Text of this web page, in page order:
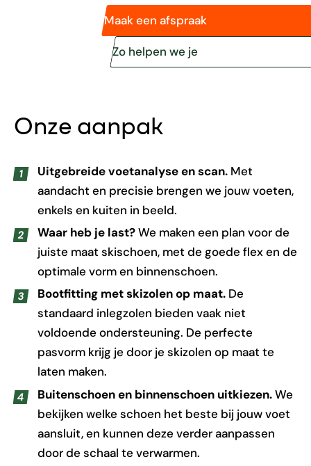
Maak een afspraak
Zo helpen we je
Onze aanpak
Uitgebreide voetanalyse en scan.Met
aandacht en precisie brengen we jouw voeten,
enkels en kuiten in beeld.
Waar heb je last?We maken een plan voor de
juiste maat skischoen, met de goede flex en de
optimale vorm en binnenschoen.
Bootfitting met skizolen op maat. De
standaard inlegzolen bieden vaak niet
voldoende ondersteuning. De perfecte
pasvorm krijg je door je skizolen op maat te
laten maken.
Buitenschoen en binnenschoen uitkiezen.We
bekijken welke schoen het beste bij jouw voet
aansluit, en kunnen deze verder aanpassen
door de schaal te verwarmen.